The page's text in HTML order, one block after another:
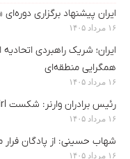
ایران پیشنهاد برگزاری
۱۶ مرداد ۱۴۰۵
ایران؛ شریک راهبردی
همگرایی منطقه‌ای
۱۶ مرداد ۱۴۰۵
رئیس برادران وارنر: شکست Supergirl استراتژی DC را تغییر نمی‌دهد
۱۶ مرداد ۱۴۰۵
شهاب حسینی: از پادگان فرار
۱۶ مرداد ۱۴۰۵